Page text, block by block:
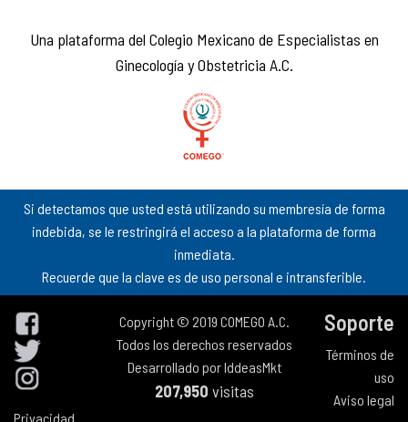
Una plataforma del Colegio Mexicano de Especialistas en
Ginecología y Obstetricia A.C.
Si detectamos que usted está utilizando su membresía de forma
indebida, se le restringirá el acceso a la plataforma de forma
inmediata.
Recuerde que la clave es de uso personal e intransferible.
Privacidad
Copyright © 2019 COMEGO A.C.
Todos los derechos reservados
Desarrollado porIddeasMkt
207,950 visitas
Soporte
Términos de
uso
Aviso legal